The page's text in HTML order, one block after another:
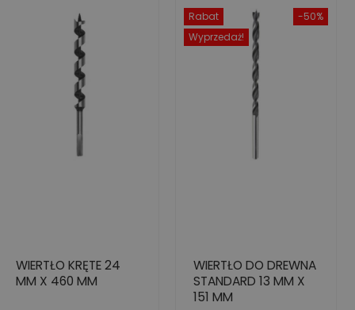
WIERTŁO KRĘTE 24
MM X 460 MM
-50%
Rabat
Wyprzedaż!
WIERTŁO DO DREWNA
STANDARD 13 MM X
151 MM